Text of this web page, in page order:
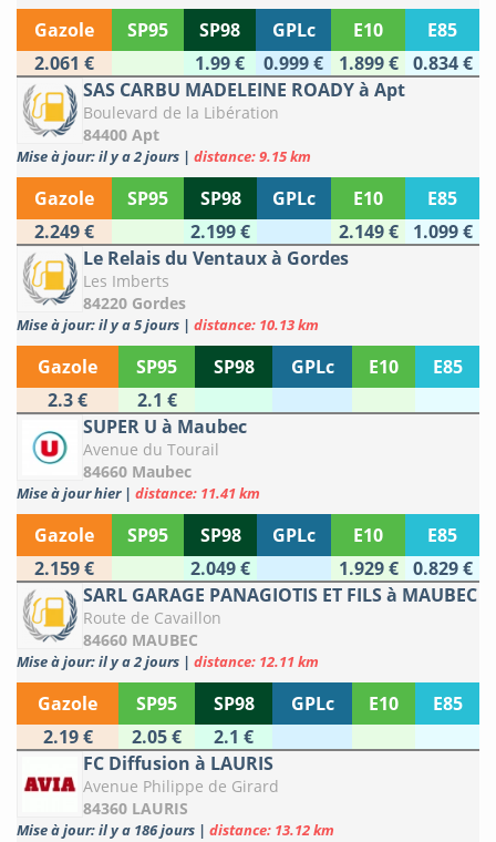
Gazole SP95 SP98 GPLc E10
E85
2.061 €
1.99 € 0.999 € 1.899 €
0.834 €
SAS CARBU MADELEINE ROADY à Apt
Boulevard de la Libération
84400 Apt
Mise à jour: il y a 2 jours | distance: 9.15 km
Gazole SP95 SP98 GPLc E10
E85
2.249 €
2.199 € 2.149 €
1.099 €
Le Relais du Ventaux à Gordes
Les Imberts
84220 Gordes
Mise à jour: il y a 5 jours | distance: 10.13 km
Gazole SP95 SP98 GPLc E10
E85
2.3 €
2.1 €
SUPER U à Maubec
Avenue du Tourail
84660 Maubec
Mise à jour hier | distance: 11.41 km
Gazole SP95 SP98 GPLc E10
E85
2.159 €
2.049 € 1.929 €
0.829 €
SARL GARAGE PANAGIOTIS ET FILS à MAUBEC
Route de Cavaillon
84660 MAUBEC
Mise à jour: il y a 2 jours | distance: 12.11 km
Gazole SP95 SP98 GPLc E10
E85
2.19 €
2.05 €
2.1 €
FC Diffusion à LAURIS
Avenue Philippe de Girard
84360 LAURIS
Mise à jour: il y a 186 jours | distance: 13.12 km